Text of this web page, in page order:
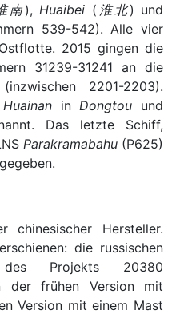
南), Huaibei ( 淮北) und
539-542). Alle vier
2015 gingen die
31239-31241 an die
2201-2203).
Huainanin Dongtou und
Das letzte Schiff,
Parakramabahu(P625)
Hersteller.
die russischen
des Projekts 20380
der frühen Version mit
Version mit einem Mast